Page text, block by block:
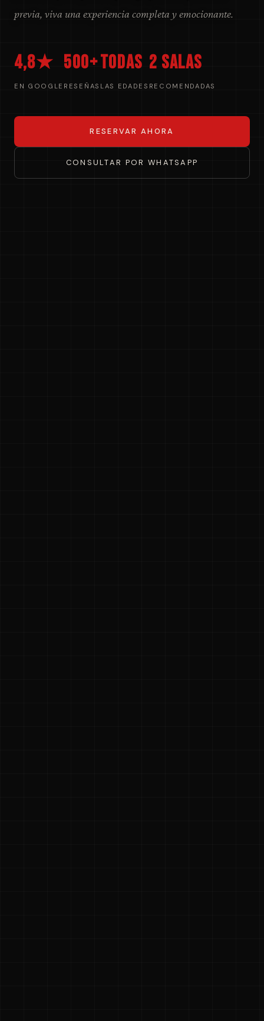
previa, viva una experiencia completa y emocionante.
4,8★
EN GOOGLE
500+
RESEÑAS
Todas
LAS EDADES
2 salas
RECOMENDADAS
RESERVAR AHORA
CONSULTAR POR WHATSAPP